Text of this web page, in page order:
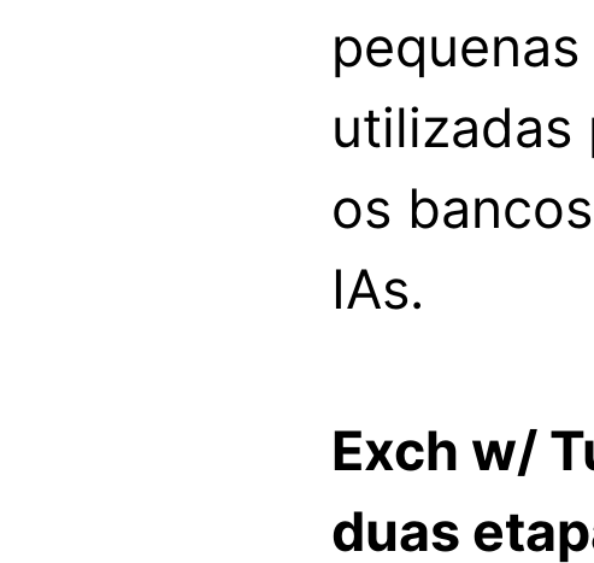
utilizadas
os
IAs.
Exch w/
duas